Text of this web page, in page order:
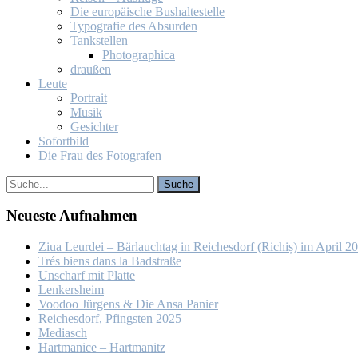
Die eu­ro­päi­sche Bus­hal­te­stel­le
Ty­po­gra­fie des Ab­sur­den
Tank­stel­len
Pho­to­gra­phi­ca
drau­ßen
Leu­te
Por­trait
Mu­sik
Ge­sich­ter
So­fort­bild
Die Frau des Fo­to­gra­fen
Neu­es­te Auf­nah­men
Ziua Leur­dei – Bär­lauch­tag in Rei­ches­dorf (Ri­chiș) im April
Trés biens dans la Bad­stra­ße
Un­scharf mit Plat­te
Len­kers­heim
Voo­doo Jür­gens & Die An­sa Pa­nier
Rei­ches­dorf, Pfings­ten 2025
Me­dia­sch
Hart­ma­nice – Hart­ma­nitz